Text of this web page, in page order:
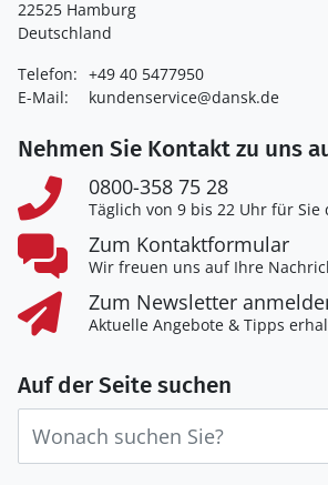
22525 Hamburg
Deutschland
Telefon: +49 40 5477950
E-Mail:
kundenservice@dansk.de
Nehmen Sie Kontakt zu uns
0800-358 75 28
Täglich von 9 bis 22 Uhr für Sie
Zum Kontaktformular
Wir freuen uns auf Ihre
Zum Newsletter
Aktuelle Angebote & Tipps
Auf der Seite suchen